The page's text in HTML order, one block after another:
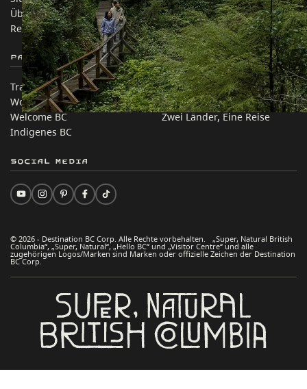
Über uns
Rechtliches & Richtlinien
Unternehmen
简体中文 – China
Partnerseiten
Trade & Invest BC
Work BC
Welcome BC
Indigenes BC
Auf dieser Website
Reisevorschläge
Praktische Tipps
Zwei Länder, Eine Reise
© 2026 - Destination BC Corp. Alle Rechte vorbehalten. „Super, Natural British
Columbia“, „Super, Natural“, „Hello BC“ und „Visitor Centre“ und alle
zugehörigen Logos/Marken sind Marken oder offizielle Zeichen der Destination
BC Corp.
Social Media